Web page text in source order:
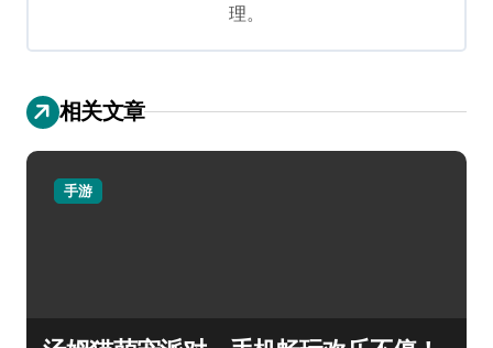
理。
相关文章
手游